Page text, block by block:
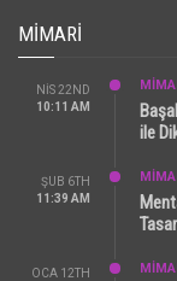
MIMARI
NIS 22ND
10:11 AM
ile
ŞUB 6TH
11:39 AM
OCA 12TH